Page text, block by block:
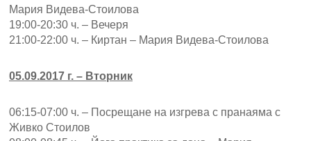
Мария Видева-Стоилова
19:00-20:30 ч. – Вечеря
21:00-22:00 ч. – Киртан – Мария Видева-Стоилова
05.09.2017 г. – Вторник
06:15-07:00 ч. – Посрещане на изгрева с пранаяма с
Живко Стоилов